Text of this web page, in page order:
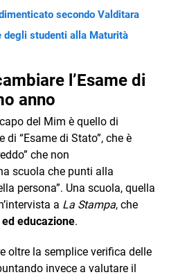
secondo Valditara
degli studenti alla Maturità
l’Esame di
anno
del Mim è quello di
“Esame di Stato”, che è
che non
scuola che punti alla
persona”. Una scuola, quella
a La Stampa, che
educazione.
oltre la semplice verifica delle
invece a valutare il